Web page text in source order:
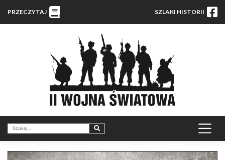
PRZECZYTAJ SZLAKI HISTORII